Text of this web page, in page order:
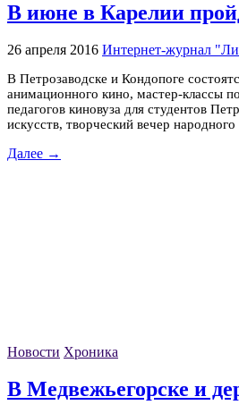
В июне в Карелии
26 апреля 2016 Интернет-журнал
В Петрозаводске и Кондопоге
анимационного кино, мастер-классы
педагогов киновуза для студентов
искусств, творческий вечер
Далее →
Новости Хроника
В Медвежьегорске и